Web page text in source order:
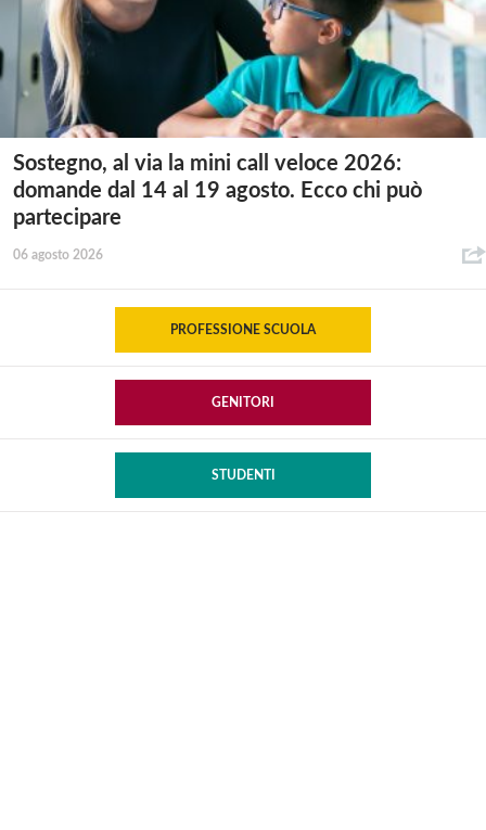
Sostegno, al via la mini call veloce 2026:
domande dal 14 al 19 agosto. Ecco chi può
partecipare
06 agosto 2026
PROFESSIONE SCUOLA
GENITORI
STUDENTI